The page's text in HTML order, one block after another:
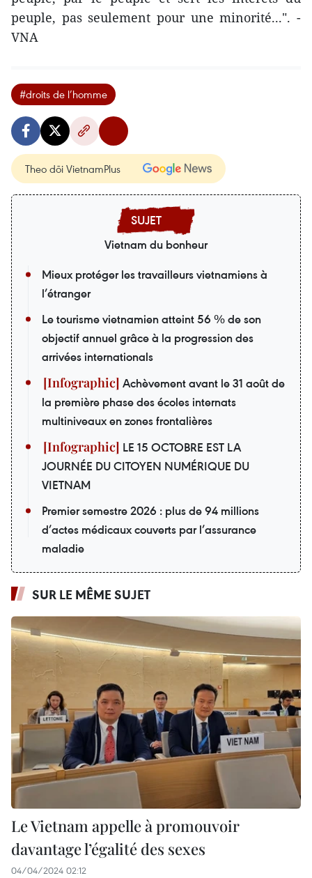
peuple, pas seulement pour une minorité...". -
VNA
#droits de l’homme
Theo dõi VietnamPlus
Vietnam du bonheur
Mieux protéger les travailleurs vietnamiens à
l’étranger
Le tourisme vietnamien atteint 56 % de son
objectif annuel grâce à la progression des
arrivées internationals
Achèvement avant le 31 août de
la première phase des écoles internats
multiniveaux en zones frontalières
LE 15 OCTOBRE EST LA
JOURNÉE DU CITOYEN NUMÉRIQUE DU
VIETNAM
Premier semestre 2026 : plus de 94 millions
d’actes médicaux couverts par l’assurance
maladie
SUR LE MÊME SUJET
Le Vietnam appelle à promouvoir
davantage l’égalité des sexes
04/04/2024 02:12